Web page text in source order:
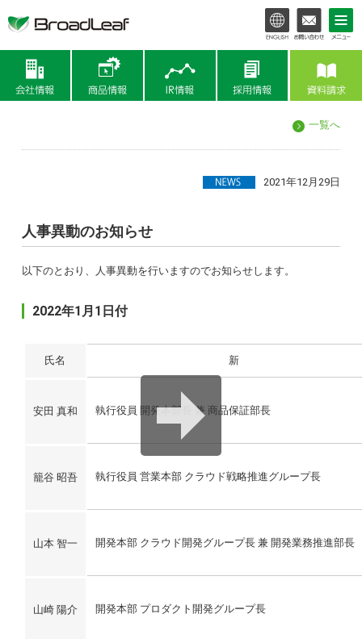
商品情報
一覧へ
2021年12月29日
人事異動のお知らせ
以下のとおり、人事異動を行いますのでお知らせします。
2022年1月1日付
氏名 新
安田 真和 執行役員 開発本部長 兼 商品保証部長
籠谷 昭吾 執行役員 営業本部 クラウド戦略推進グループ長
山本 智一 開発本部 クラウド開発グループ長 兼 開発業務推進部長
山崎 陽介 開発本部 プロダクト開発グループ長